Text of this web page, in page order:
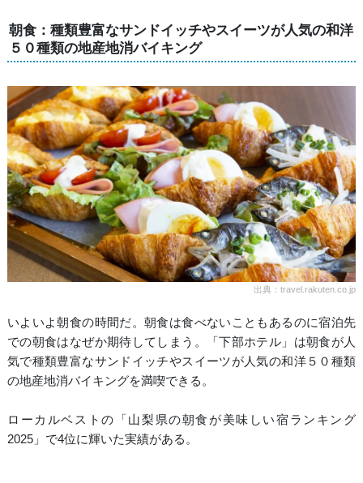
朝食：種類豊富なサンドイッチやスイーツが人気の和洋
５０種類の地産地消バイキング
出典：travel.rakuten.co.jp
いよいよ朝食の時間だ。朝食は食べないこともあるのに宿泊先
での朝食はなぜか期待してしまう。「下部ホテル」は朝食が人
気で種類豊富なサンドイッチやスイーツが人気の和洋５０種類
の地産地消バイキングを満喫できる。
ローカルベストの「山梨県の朝食が美味しい宿ランキング
2025」で4位に輝いた実績がある。